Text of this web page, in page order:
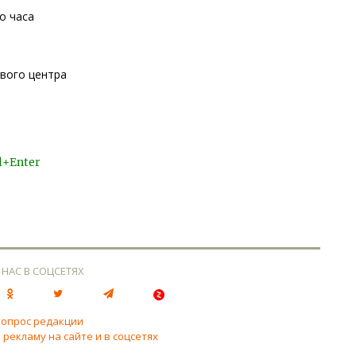
часа
центра
В СОЦСЕТЯХ
редакции
на сайте и в соцсетях